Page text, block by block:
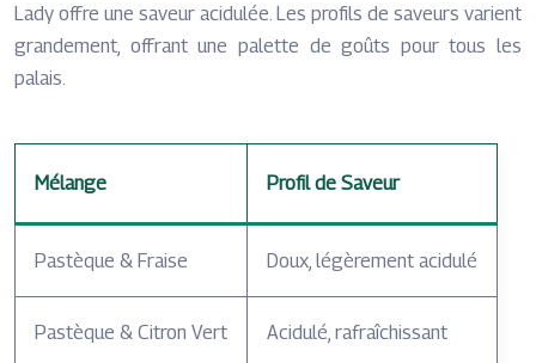
Lady offre une saveur acidulée. Les profils de saveurs varient
grandement, offrant une palette de goûts pour tous les
palais.
Mélange Profil de Saveur
Pastèque & Fraise Doux, légèrement acidulé
Pastèque & Citron Vert Acidulé, rafraîchissant